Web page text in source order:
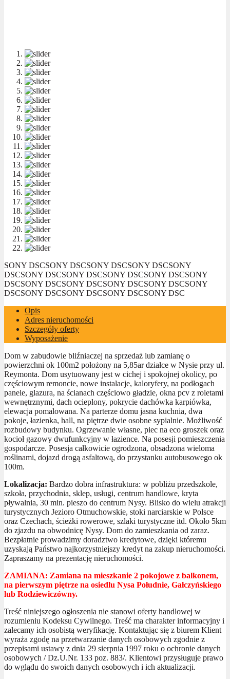
SONY DSCSONY DSCSONY DSCSONY DSCSONY
DSCSONY DSCSONY DSCSONY DSCSONY DSCSONY
DSCSONY DSCSONY DSCSONY DSCSONY DSCSONY
DSCSONY DSCSONY DSCSONY DSCSONY DSC
Opis
Adres nieruchomości
Szczegóły oferty
Wyposażenie
Dom w zabudowie bliźniaczej na sprzedaż lub zamianę o
powierzchni ok 100m2 położony na 5,85ar działce w Nysie przy ul.
Reymonta. Dom usytuowany jest w cichej i spokojnej okolicy, po
częściowym remoncie, nowe instalacje, kaloryfery, na podłogach
panele, glazura, na ścianach częściowo gładzie, okna pcv z roletami
wewnętrznymi, dach ocieplony, pokrycie dachówka karpiówka,
elewacja pomalowana. Na parterze domu jasna kuchnia, dwa
pokoje, łazienka, hall, na piętrze dwie osobne sypialnie. Możliwość
rozbudowy budynku. Ogrzewanie własne, piec na eco groszek oraz
kocioł gazowy dwufunkcyjny w łazience. Na posesji pomieszczenia
gospodarcze. Posesja całkowicie ogrodzona, obsadzona wieloma
roślinami, dojazd drogą asfaltową, do przystanku autobusowego ok
100m.
Lokalizacja: Bardzo dobra infrastruktura: w pobliżu przedszkole,
szkoła, przychodnia, sklep, usługi, centrum handlowe, kryta
pływalnia, 30 min. pieszo do centrum Nysy. Blisko do wielu atrakcji
turystycznych Jezioro Otmuchowskie, stoki narciarskie w Polsce
oraz Czechach, ścieżki rowerowe, szlaki turystyczne itd. Około 5km
do zjazdu na obwodnicę Nysy. Dom do zamieszkania od zaraz.
Bezpłatnie prowadzimy doradztwo kredytowe, dzięki któremu
uzyskają Państwo najkorzystniejszy kredyt na zakup nieruchomości.
Zapraszamy na prezentację nieruchomości.
ZAMIANA: Zamiana na mieszkanie 2 pokojowe z balkonem,
na pierwszym piętrze na osiedlu Nysa Południe, Gałczyńskiego
lub Rodziewiczówny.
Treść niniejszego ogłoszenia nie stanowi oferty handlowej w
rozumieniu Kodeksu Cywilnego. Treść ma charakter informacyjny i
zalecamy ich osobistą weryfikację. Kontaktując się z biurem Klient
wyraża zgodę na przetwarzanie danych osobowych zgodnie z
przepisami ustawy z dnia 29 sierpnia 1997 roku o ochronie danych
osobowych / Dz.U.Nr. 133 poz. 883/. Klientowi przysługuje prawo
do wglądu do swoich danych osobowych i ich aktualizacji.